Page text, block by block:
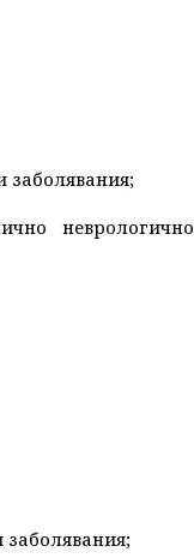
заболявания;
неврологично